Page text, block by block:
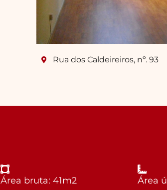
Rua dos Caldeireiros, nº. 93
Área bruta: 41m2 Área